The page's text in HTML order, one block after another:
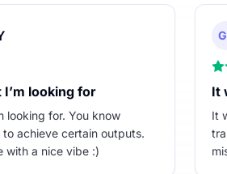
looking for
looking for. You know
achieve certain outputs.
with a nice vibe :)
It
It